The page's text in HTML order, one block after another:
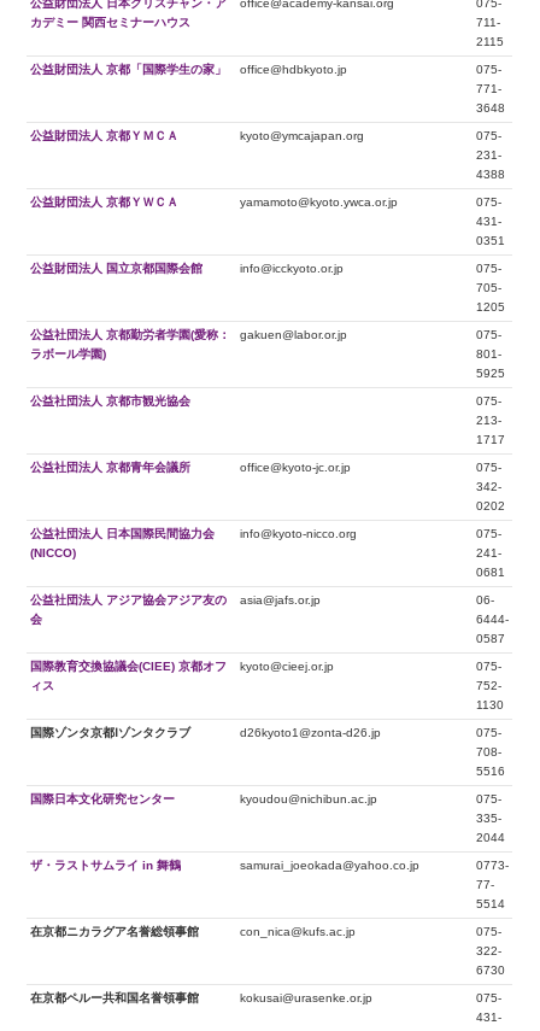
カデミー 関西セミナーハウス
711-
2115
公益財団法人 京都「国際学生の家」 office@hdbkyoto.jp
075-
771-
3648
公益財団法人 京都ＹＭＣＡ kyoto@ymcajapan.org
075-
231-
4388
公益財団法人 京都ＹＷＣＡ yamamoto@kyoto.ywca.or.jp
075-
431-
0351
公益財団法人 国立京都国際会館 info@icckyoto.or.jp
075-
705-
1205
公益社団法人 京都勤労者学園(愛称：
ラボール学園)
gakuen@labor.or.jp
075-
801-
5925
公益社団法人 京都市観光協会
075-
213-
1717
公益社団法人 京都青年会議所 office@kyoto-jc.or.jp
075-
342-
0202
公益社団法人 日本国際民間協力会
(NICCO)
info@kyoto-nicco.org
075-
241-
0681
公益社団法人 アジア協会アジア友の
会
asia@jafs.or.jp
06-
6444-
0587
国際教育交換協議会(CIEE) 京都オフ
ィス
kyoto@cieej.or.jp
075-
752-
1130
国際ゾンタ京都Ⅰゾンタクラブ d26kyoto1@zonta-d26.jp
075-
708-
5516
国際日本文化研究センター kyoudou@nichibun.ac.jp
075-
335-
2044
ザ・ラストサムライ in 舞鶴 samurai_joeokada@yahoo.co.jp
0773-
77-
5514
在京都ニカラグア名誉総領事館 con_nica@kufs.ac.jp
075-
322-
6730
在京都ペルー共和国名誉領事館 kokusai@urasenke.or.jp
075-
431-